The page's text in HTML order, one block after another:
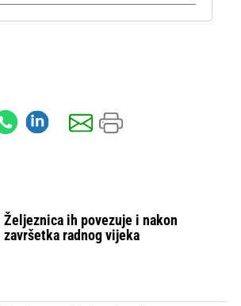
Željeznica ih povezuje i nakon
završetka radnog vijeka